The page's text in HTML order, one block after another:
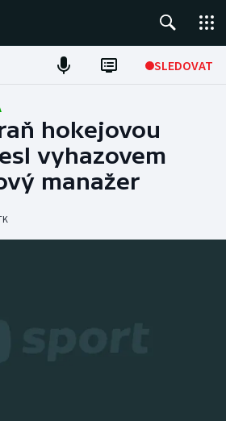
SLEDOVAT
hokejovou
vyhazovem
manažer